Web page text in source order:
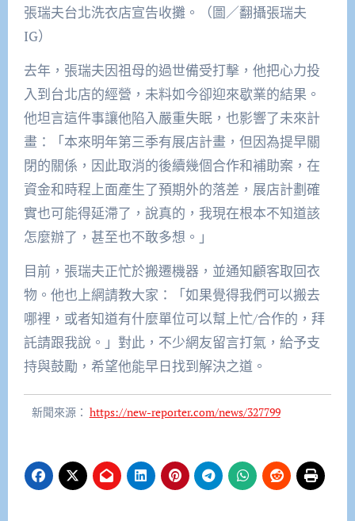
張瑞夫台北洗衣店宣告收攤。（圖／翻攝張瑞夫
IG）
去年，張瑞夫因祖母的過世備受打擊，他把心力投
入到台北店的經營，未料如今卻迎來歇業的結果。
他坦言這件事讓他陷入嚴重失眠，也影響了未來計
畫：「本來明年第三季有展店計畫，但因為提早關
閉的關係，因此取消的後續幾個合作和補助案，在
資金和時程上面產生了預期外的落差，展店計劃確
實也可能得延滯了，說真的，我現在根本不知道該
怎麼辦了，甚至也不敢多想。」
目前，張瑞夫正忙於搬遷機器，並通知顧客取回衣
物。他也上網請教大家：「如果覺得我們可以搬去
哪裡，或者知道有什麼單位可以幫上忙/合作的，拜
託請跟我說。」對此，不少網友留言打氣，給予支
持與鼓勵，希望他能早日找到解決之道。
新聞來源： https://new-reporter.com/news/327799